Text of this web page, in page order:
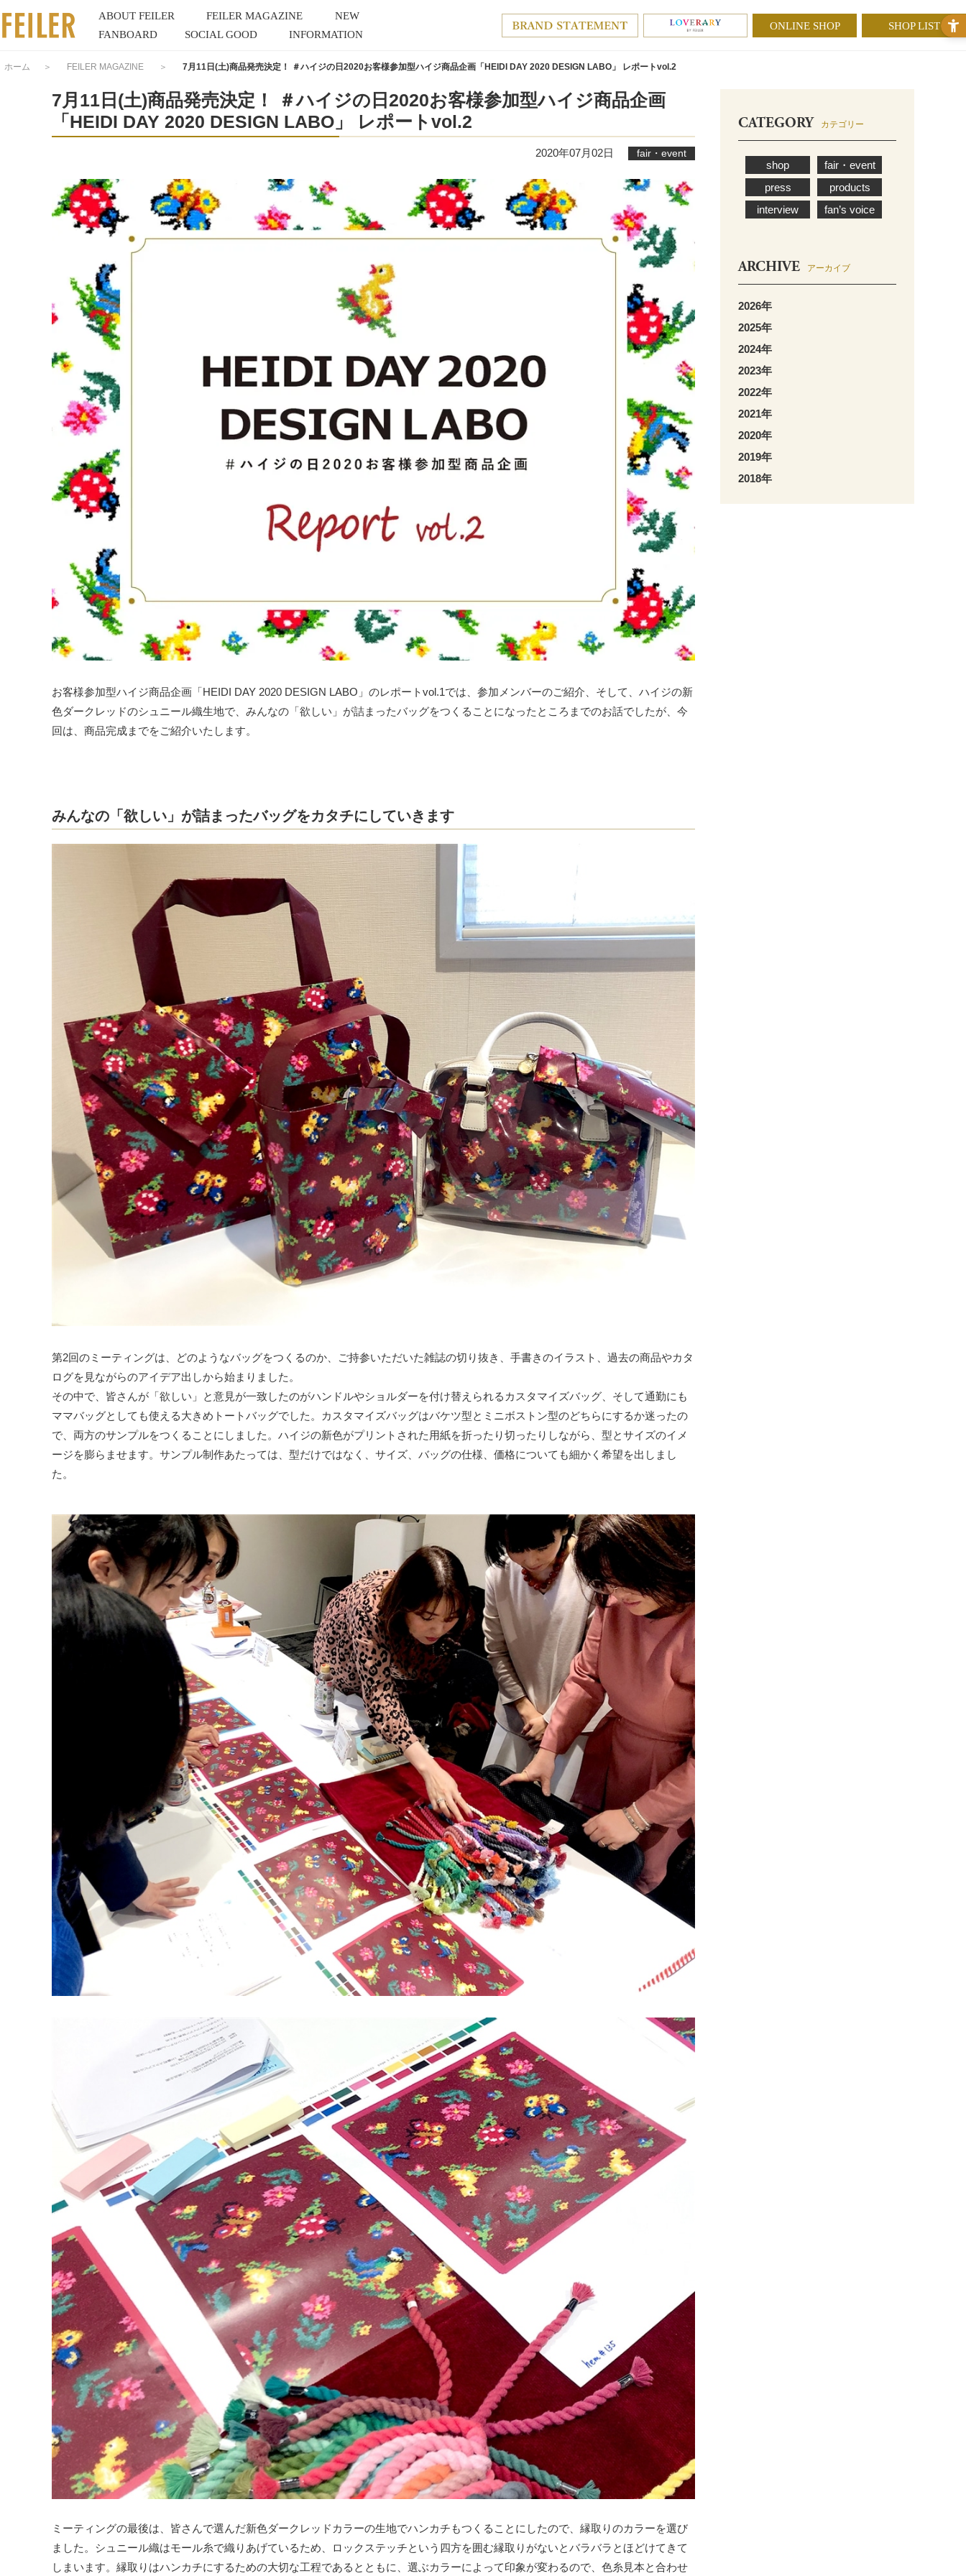
ABOUT FEILER FEILER MAGAZINE
NEW
FANBOARD
SOCIAL GOOD INFORMATION
ONLINE SHOP SHOP LIST
ホーム ＞ FEILER MAGAZINE ＞ 7月11日(土)商品発売決定！ ＃ハイジの日2020お客様参加型ハイジ商品企画「HEIDI DAY 2020 DESIGN LABO」 レポートvol.2
7月11日(土)商品発売決定！ ＃ハイジの日2020お客様参加型ハイジ商品企画
「HEIDI DAY 2020 DESIGN LABO」 レポートvol.2
2020年07月02日 fair・event
お客様参加型ハイジ商品企画「HEIDI DAY 2020 DESIGN LABO」のレポートvol.1では、参加メンバーのご紹介、そして、ハイジの新
色ダークレッドのシュニール織生地で、みんなの「欲しい」が詰まったバッグをつくることになったところまでのお話でしたが、今
回は、商品完成までをご紹介いたします。
みんなの「欲しい」が詰まったバッグをカタチにしていきます
第2回のミーティングは、どのようなバッグをつくるのか、ご持参いただいた雑誌の切り抜き、手書きのイラスト、過去の商品やカタ
ログを見ながらのアイデア出しから始まりました。
その中で、皆さんが「欲しい」と意見が一致したのがハンドルやショルダーを付け替えられるカスタマイズバッグ、そして通勤にも
ママバッグとしても使える大きめトートバッグでした。カスタマイズバッグはバケツ型とミニボストン型のどちらにするか迷ったの
で、両方のサンプルをつくることにしました。ハイジの新色がプリントされた用紙を折ったり切ったりしながら、型とサイズのイメ
ージを膨らませます。サンプル制作あたっては、型だけではなく、サイズ、バッグの仕様、価格についても細かく希望を出しまし
た。
ミーティングの最後は、皆さんで選んだ新色ダークレッドカラーの生地でハンカチもつくることにしたので、縁取りのカラーを選び
ました。シュニール織はモール糸で織りあげているため、ロックステッチという四方を囲む縁取りがないとバラバラとほどけてきて
しまいます。縁取りはハンカチにするための大切な工程であるとともに、選ぶカラーによって印象が変わるので、色糸見本と合わせ
CATEGORY カテゴリー
shop
fair・event
press
products
interview
fan’s voice
ARCHIVE アーカイブ
2026年
2025年
2024年
2023年
2022年
2021年
2020年
2019年
2018年